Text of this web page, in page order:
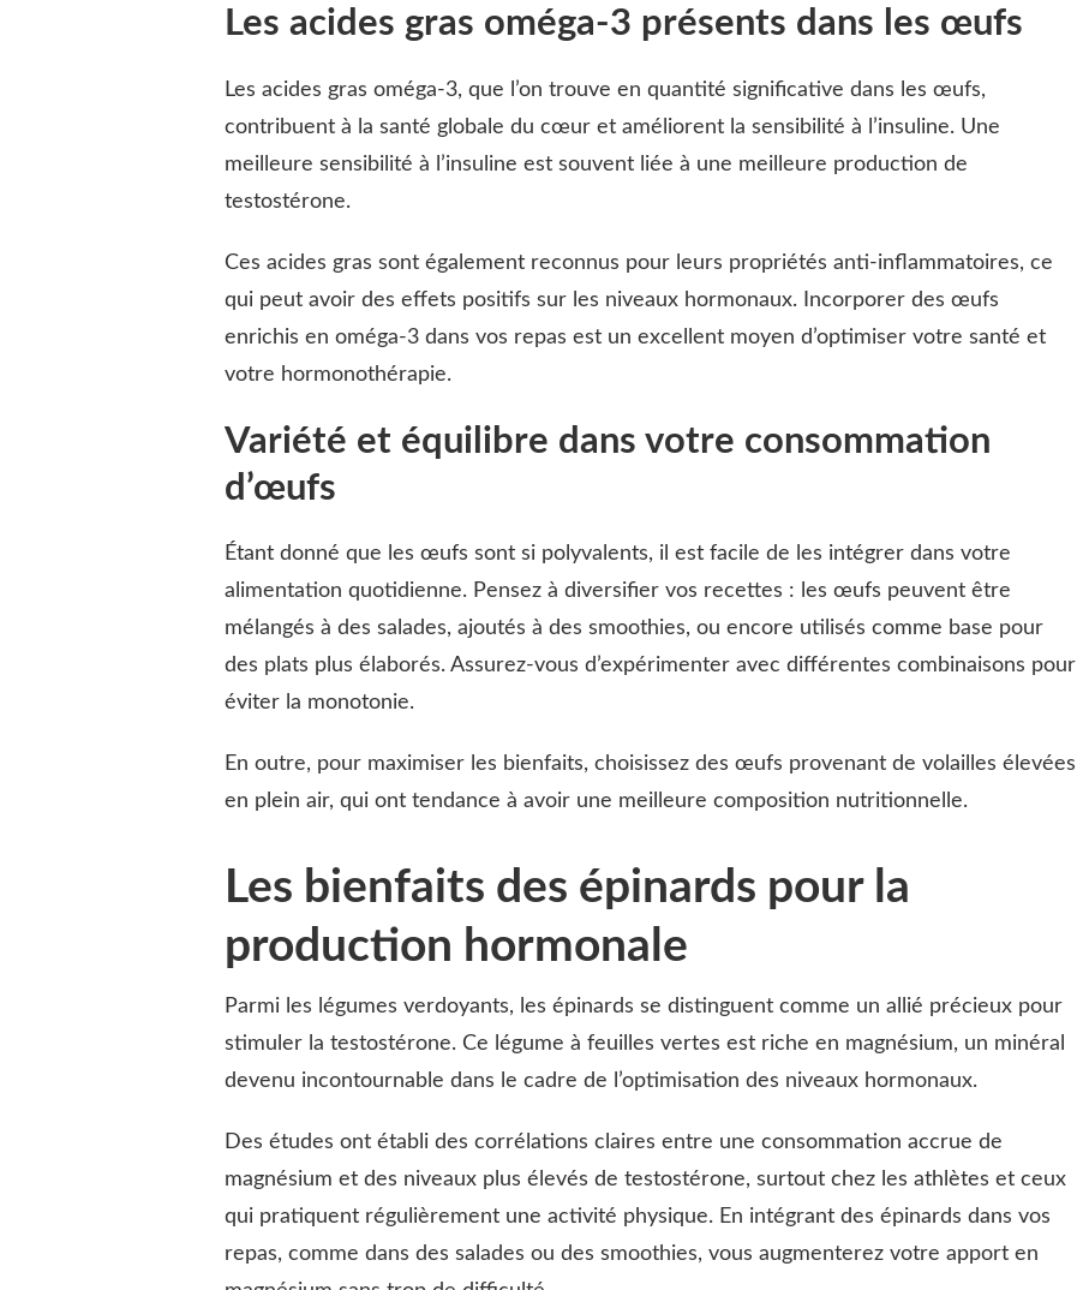
Les acides gras oméga-3 présents dans les œufs
Les acides gras oméga-3, que l’on trouve en quantité significative dans les œufs,
contribuent à la santé globale du cœur et améliorent la sensibilité à l’insuline. Une
meilleure sensibilité à l’insuline est souvent liée à une meilleure production de
testostérone.
Ces acides gras sont également reconnus pour leurs propriétés anti-inflammatoires, ce
qui peut avoir des effets positifs sur les niveaux hormonaux. Incorporer des œufs
enrichis en oméga-3 dans vos repas est un excellent moyen d’optimiser votre santé et
votre hormonothérapie.
Variété et équilibre dans votre consommation
d’œufs
Étant donné que les œufs sont si polyvalents, il est facile de les intégrer dans votre
alimentation quotidienne. Pensez à diversifier vos recettes : les œufs peuvent être
mélangés à des salades, ajoutés à des smoothies, ou encore utilisés comme base pour
des plats plus élaborés. Assurez-vous d’expérimenter avec différentes combinaisons pour
éviter la monotonie.
En outre, pour maximiser les bienfaits, choisissez des œufs provenant de volailles élevées
en plein air, qui ont tendance à avoir une meilleure composition nutritionnelle.
Les bienfaits des épinards pour la
production hormonale
Parmi les légumes verdoyants, les épinards se distinguent comme un allié précieux pour
stimuler la testostérone. Ce légume à feuilles vertes est riche en magnésium, un minéral
devenu incontournable dans le cadre de l’optimisation des niveaux hormonaux.
Des études ont établi des corrélations claires entre une consommation accrue de
magnésium et des niveaux plus élevés de testostérone, surtout chez les athlètes et ceux
qui pratiquent régulièrement une activité physique. En intégrant des épinards dans vos
repas, comme dans des salades ou des smoothies, vous augmenterez votre apport en